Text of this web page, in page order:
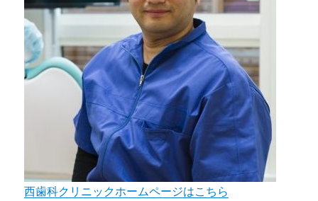
西歯科クリニックホームページはこちら